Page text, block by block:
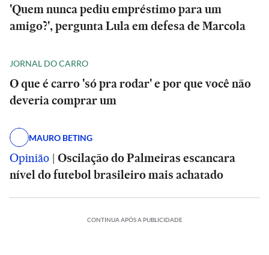
'Quem nunca pediu empréstimo para um
amigo?', pergunta Lula em defesa de Marcola
JORNAL DO CARRO
O que é carro 'só pra rodar' e por que você não
deveria comprar um
MAURO BETING
Opinião | Oscilação do Palmeiras escancara
nível do futebol brasileiro mais achatado
CONTINUA APÓS A PUBLICIDADE